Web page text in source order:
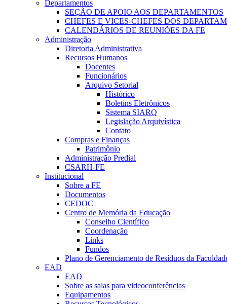
Departamentos
SEÇÃO DE APOIO AOS DEPARTAMENTOS
CHEFES E VICES-CHEFES DOS
CALENDÁRIOS DE REUNIÕES DA FE
Administração
Diretoria Administrativa
Recursos Humanos
Docentes
Funcionários
Arquivo Setorial
Histórico
Boletins Eletrônicos
Sistema SIARQ
Legislação Arquivística
Contato
Compras e Finanças
Patrimônio
Administração Predial
CSARH-FE
Institucional
Sobre a FE
Documentos
CEDOC
Centro de Memória da Educação
Conselho Científico
Coordenação
Links
Fundos
Plano de Gerenciamento de Resíduos da
EAD
EAD
Sobre as salas para videoconferências
Equipamentos